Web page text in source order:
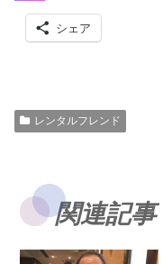
シェア
レンタルフレンド
関連記事